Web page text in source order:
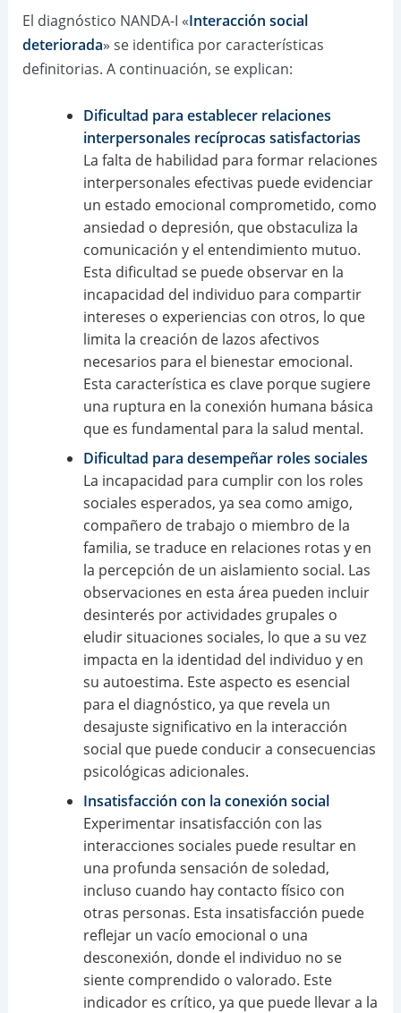
El diagnóstico NANDA-I «Interacción social
deteriorada» se identifica por características
definitorias. A continuación, se explican:
Dificultad para establecer relaciones
interpersonales recíprocas satisfactorias
La falta de habilidad para formar relaciones
interpersonales efectivas puede evidenciar
un estado emocional comprometido, como
ansiedad o depresión, que obstaculiza la
comunicación y el entendimiento mutuo.
Esta dificultad se puede observar en la
incapacidad del individuo para compartir
intereses o experiencias con otros, lo que
limita la creación de lazos afectivos
necesarios para el bienestar emocional.
Esta característica es clave porque sugiere
una ruptura en la conexión humana básica
que es fundamental para la salud mental.
Dificultad para desempeñar roles sociales
La incapacidad para cumplir con los roles
sociales esperados, ya sea como amigo,
compañero de trabajo o miembro de la
familia, se traduce en relaciones rotas y en
la percepción de un aislamiento social. Las
observaciones en esta área pueden incluir
desinterés por actividades grupales o
eludir situaciones sociales, lo que a su vez
impacta en la identidad del individuo y en
su autoestima. Este aspecto es esencial
para el diagnóstico, ya que revela un
desajuste significativo en la interacción
social que puede conducir a consecuencias
psicológicas adicionales.
Insatisfacción con la conexión social
Experimentar insatisfacción con las
interacciones sociales puede resultar en
una profunda sensación de soledad,
incluso cuando hay contacto físico con
otras personas. Esta insatisfacción puede
reflejar un vacío emocional o una
desconexión, donde el individuo no se
siente comprendido o valorado. Este
indicador es crítico, ya que puede llevar a la